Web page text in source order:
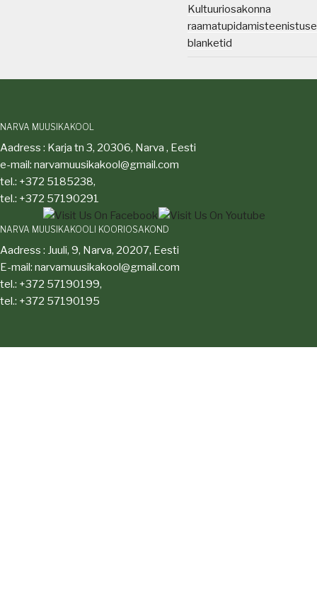
Kultuuriosakonna
raamatupidamisteenistuse
blanketid
NARVA MUUSIKAKOOL
Aadress : Karja tn 3, 20306, Narva , Eesti
e-mail: narvamuusikakool@gmail.com
tel.: +372 5185238,
tel.: +372 57190291
NARVA MUUSIKAKOOLI KOORIOSAKOND
Aadress : Juuli, 9, Narva, 20207, Eesti
E-mail: narvamuusikakool@gmail.com
tel.: +372 57190199,
tel.: +372 57190195